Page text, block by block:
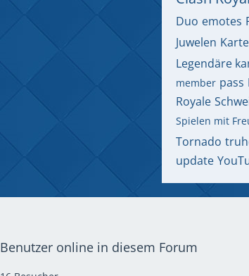
Duo emotes
Juwelen Karte
Legendäre
member pass
Royale
Spielen mit
Tornado
update
Benutzer online in diesem Forum